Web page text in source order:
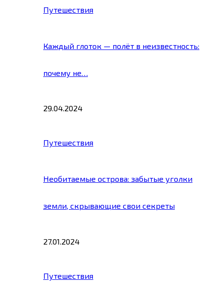
Путешествия
Каждый глоток — полёт в неизвестность:
почему не…
29.04.2024
Путешествия
Необитаемые острова: забытые уголки
земли, скрывающие свои секреты
27.01.2024
Путешествия